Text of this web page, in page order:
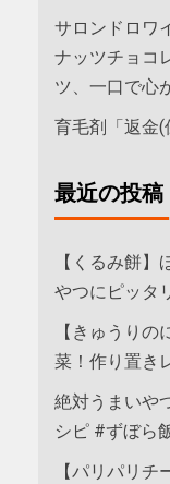
サロンドロワ
ナッツチョコ
ツ、一口で心
育毛剤「返金(
最近の投稿
【くるみ餅
やつにピッタ
【きゅうり
菜！作り置き
絶対うまいや
シピ #ずぼら
【パリパリ